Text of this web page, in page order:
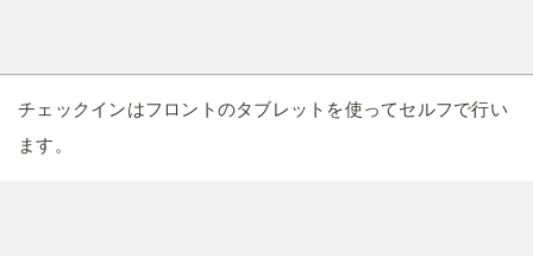
チェックインはフロントのタブレットを使ってセルフで行い
ます。